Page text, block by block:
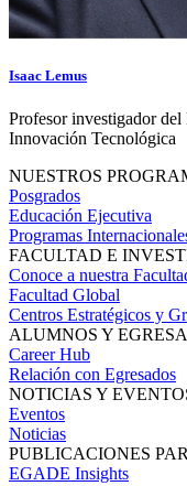
Isaac Lemus
Profesor investigador
Innovación Tecnológica
NUESTROS
Posgrados
Educación Ejecutiva
Programas
FACULTAD E
Conoce a nuestra
Facultad Global
Centros Estratégicos y
ALUMNOS Y
Career Hub
Relación con Egresados
NOTICIAS Y
Eventos
Noticias
PUBLICACIONES
EGADE Insights